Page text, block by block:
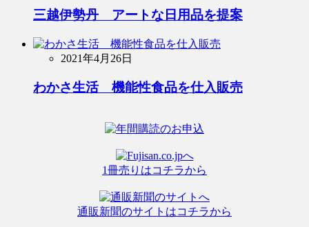
三越伊勢丹 アートな日用品を提案
2021年4月26日
わかさ生活 機能性食品を仕入販売
1冊売りはコチラから
通販新聞のサイトはコチラから